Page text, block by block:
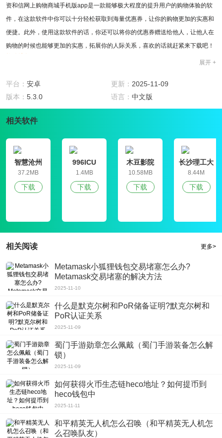
资和信网上购物商城手机版app是一款能够极大程度的提升用户的购物体验的软
件，在这款软件中你可以十分轻松获取到海量优惠券，让你的购物更加的实惠和
便捷。此外，使用这款软件的话，你还可以将你的优惠券赠送给他人，让他人在
购物的时候也能够更加的实惠，拓展你的人际关系，喜欢的话就赶紧来下载吧！
1、这是一款十分优质的在线支付平台，这款软件具有很多强大功能，同时也能
够帮助用户在日常生活中购物的时候更加的便捷和实惠。
2、资和信网上购物商城手机版app具有资合信首创的支铢金币的功能，而且这个
金币能够充当大牌电子卡通用优惠抵用币。
3、你可以在这款软件中十分轻松的就兑换到大量的小花优惠券，让你在购物的
4、如果你觉得你的卡券数量还比较多的话，你可以将你的卡券赠送给别人，传
递你的快乐，赠送流程非常的便捷。
软件评测
资和信网上购物商城手机版app让你可以十分轻松的获取到海量的优惠券，而且
多的快乐。这款软件中你可以十分轻松地购买了许多大牌低价商品，让你在购物
展开 +
平台： 安卓 更新： 2025-11-09
版本： 5.3.0 语言： 中文版
相关软件
智慧沧州
37.2MB
下载
996ICU
1.4MB
下载
木豆影院
10.58MB
下载
长沙理工大
学就业信息
网学生信息
管理平台
8.44M
下载
相关阅读 更多>
Metamask小狐狸钱包交易堵塞怎么办?
Metamask交易堵塞的解决方法
2025-11-10
什么是默克尔树和PoR储备证明?默克尔树和
PoR认证关系
2025-11-09
蜀门手游勋章怎么佩戴（蜀门手游装备怎么解
锁）
2025-11-09
如何获得火币生态链heco地址？如何提币到
heco钱包中
2025-11-11
和平精英无人机怎么召唤（和平精英无人机怎
么召唤队友）